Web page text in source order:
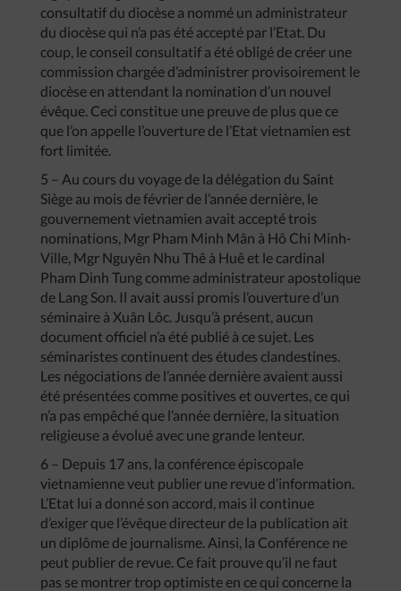
consultatif du diocèse a nommé un administrateur
du diocèse qui n’a pas été accepté par l’Etat. Du
coup, le conseil consultatif a été obligé de créer une
commission chargée d’administrer provisoirement le
diocèse en attendant la nomination d’un nouvel
évêque. Ceci constitue une preuve de plus que ce
que l’on appelle l’ouverture de l’Etat vietnamien est
fort limitée.
5 – Au cours du voyage de la délégation du Saint
Siège au mois de février de l’année dernière, le
gouvernement vietnamien avait accepté trois
nominations, Mgr Pham Minh Mân à Hô Chi Minh-
Ville, Mgr Nguyên Nhu Thê à Huê et le cardinal
Pham Dinh Tung comme administrateur apostolique
de Lang Son. Il avait aussi promis l’ouverture d’un
séminaire à Xuân Lôc. Jusqu’à présent, aucun
document officiel n’a été publié à ce sujet. Les
séminaristes continuent des études clandestines.
Les négociations de l’année dernière avaient aussi
été présentées comme positives et ouvertes, ce qui
n’a pas empêché que l’année dernière, la situation
religieuse a évolué avec une grande lenteur.
6 – Depuis 17 ans, la conférence épiscopale
vietnamienne veut publier une revue d’information.
L’Etat lui a donné son accord, mais il continue
d’exiger que l’évêque directeur de la publication ait
un diplôme de journalisme. Ainsi, la Conférence ne
peut publier de revue. Ce fait prouve qu’il ne faut
pas se montrer trop optimiste en ce qui concerne la